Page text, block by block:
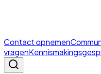
Contact opnemen
vragen